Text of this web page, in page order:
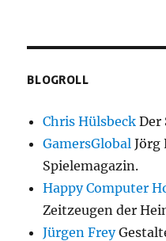
BLOGROLL
Chris Hülsbeck Der
GamersGlobal Jörg
Spielemagazin.
Happy Computer
Zeitzeugen der
Jürgen Frey